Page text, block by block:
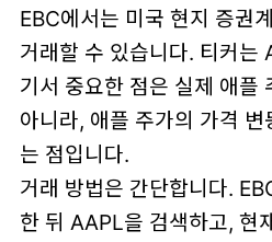
EBC에서는 미국 현지 증권
거래할 수 있습니다. 티커는
기서 중요한 점은 실제 애플
아니라, 애플 주가의 가격
는 점입니다.
거래 방법은 간단합니다.
한 뒤 AAPL을 검색하고, 현